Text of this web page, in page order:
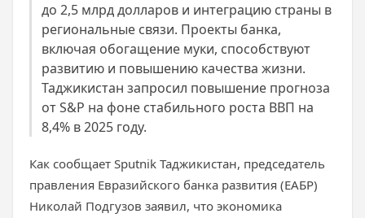
до 2,5 млрд долларов и интеграцию страны в
региональные связи. Проекты банка,
включая обогащение муки, способствуют
развитию и повышению качества жизни.
Таджикистан запросил повышение прогноза
от S&P на фоне стабильного роста ВВП на
8,4% в 2025 году.
Как сообщает Sputnik Таджикистан, председатель
правления Евразийского банка развития (ЕАБР)
Николай Подгузов заявил, что экономика